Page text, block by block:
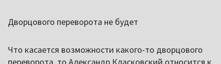
Дворцового переворота не будет
Что касается возможности какого-то дворцового